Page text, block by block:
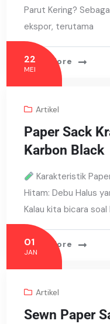
Parut Kering?
ekspor, terutama
Read More
22
MEI
Artikel
Paper Sack
Karbon Black
Karakteristik
Hitam: Debu Halus
Kalau kita bicara
Read More
01
JAN
Artikel
Sewn Paper